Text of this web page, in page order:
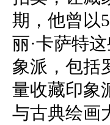
期，他曾以
丽·卡萨特
象派，包括
量收藏印象
与古典绘画